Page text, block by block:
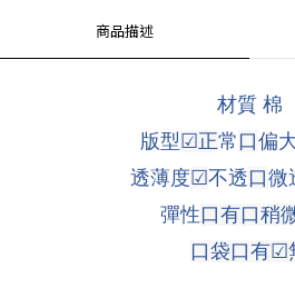
商品描述
材質 棉
版型 ☑正常 口偏
透薄度☑不透口微
彈性口有口稍
口袋口有☑